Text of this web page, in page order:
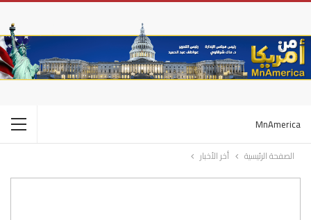
MnAmerica
الصفحة الرئيسية أخر الأخبار